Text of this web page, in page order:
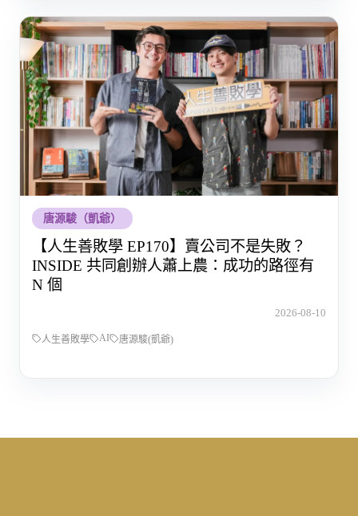
唐源駿（凱爺）
【人生善敗學 EP170】賣公司不是失敗？
INSIDE 共同創辦人蕭上農：成功的路徑有
N 個
2026-08-10
人生善敗學 AI 唐源駿(凱爺)